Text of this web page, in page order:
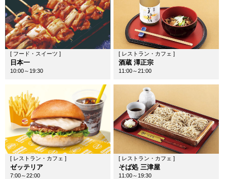
[ フード・スイーツ ]
日本一
10:00～19:30
[ レストラン・カフェ ]
酒蔵 澤正宗
11:00～21:00
[ レストラン・カフェ ]
ゼッテリア
7:00～22:00
[ レストラン・カフェ ]
そば処 三津屋
11:00～19:30